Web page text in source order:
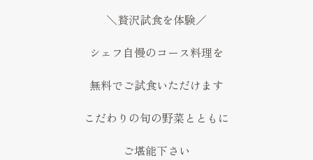
＼贅沢試食を体験／
シェフ自慢のコース料理を
無料でご試食いただけます
こだわりの旬の野菜とともに
ご堪能下さい